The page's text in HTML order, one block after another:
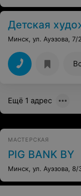
Детская
Минск, ул. Ауэзова, 7/2
Ещё 1 адрес
МАСТЕРСКАЯ
PIG BANK BY
Минск, ул. Ауэзова, 8/